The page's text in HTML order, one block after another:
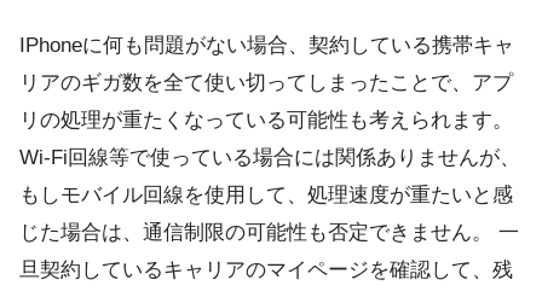
IPhoneに何も問題がない場合、契約している携帯キャ
リアのギガ数を全て使い切ってしまったことで、アプ
リの処理が重たくなっている可能性も考えられます。
Wi-Fi回線等で使っている場合には関係ありませんが、
もしモバイル回線を使用して、処理速度が重たいと感
じた場合は、通信制限の可能性も否定できません。 一
旦契約しているキャリアのマイページを確認して、残